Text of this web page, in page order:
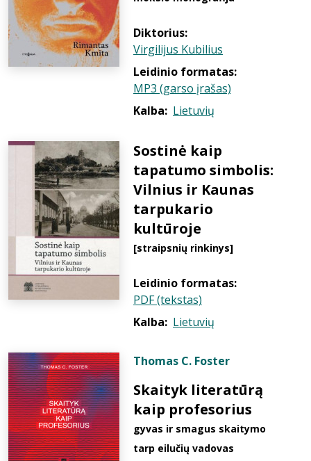
Diktorius:
Virgilijus Kubilius
Leidinio formatas:
MP3 (garso įrašas)
Kalba: Lietuvių
Sostinė kaip
tapatumo simbolis:
Vilnius ir Kaunas
tarpukario
kultūroje
[straipsnių rinkinys]
Leidinio formatas:
PDF (tekstas)
Kalba: Lietuvių
Thomas C. Foster
Skaityk literatūrą
kaip profesorius
gyvas ir smagus skaitymo
tarp eilučių vadovas